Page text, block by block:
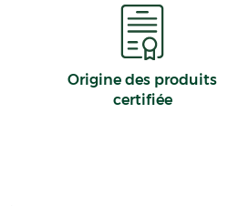
Origine des produits
certifiée